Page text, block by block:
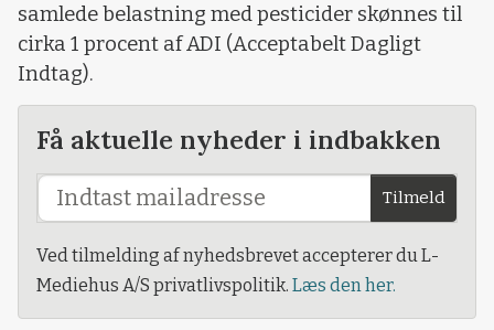
samlede belastning med pesticider skønnes til
cirka 1 procent af ADI (Acceptabelt Dagligt
Indtag).
Få aktuelle nyheder i indbakken
Tilmeld
Ved tilmelding af nyhedsbrevet accepterer du L-
Mediehus A/S privatlivspolitik. Læs den her.